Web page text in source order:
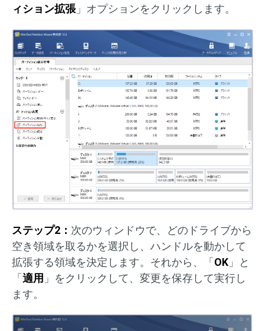
ィション拡張 」オプションをクリックします。
ステップ2： 次のウィンドウで、どのドライブから
空き領域を取るかを選択し、ハンドルを動かして
拡張する領域を決定します。それから、「 OK 」と
「 適用 」をクリックして、変更を保存して実行し
ます。